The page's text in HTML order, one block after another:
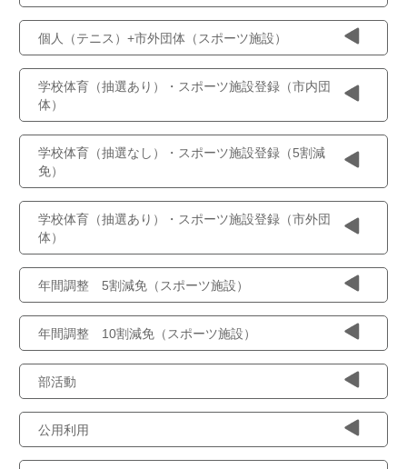
個人（テニス）+市外団体（スポーツ施設）
学校体育（抽選あり）・スポーツ施設登録（市内団
体）
学校体育（抽選なし）・スポーツ施設登録（5割減
免）
学校体育（抽選あり）・スポーツ施設登録（市外団
体）
年間調整 5割減免（スポーツ施設）
年間調整 10割減免（スポーツ施設）
部活動
公用利用